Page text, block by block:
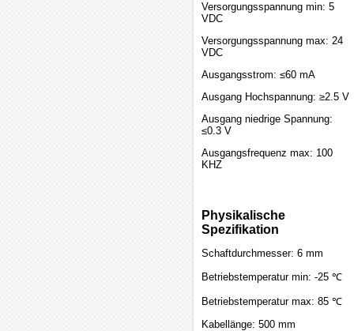
Versorgungsspannung min: 5
VDC
Versorgungsspannung max: 24
VDC
Ausgangsstrom: ≤60 mA
Ausgang Hochspannung: ≥2.5 V
Ausgang niedrige Spannung:
≤0.3 V
Ausgangsfrequenz max: 100
KHZ
Physikalische
Spezifikation
Schaftdurchmesser: 6 mm
Betriebstemperatur min: -25 ℃
Betriebstemperatur max: 85 ℃
Kabellänge: 500 mm